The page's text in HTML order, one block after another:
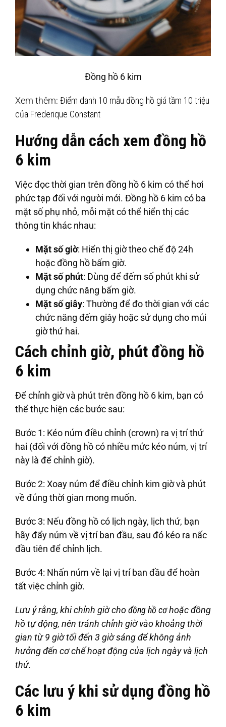
Đồng hồ 6 kim
Xem thêm: Điểm danh 10 mẫu đồng hồ giá tầm 10 triệu
của Frederique Constant
Hướng dẫn cách xem đồng hồ
6 kim
Việc đọc thời gian trên đồng hồ 6 kim có thể hơi
phức tạp đối với người mới. Đồng hồ 6 kim có ba
mặt số phụ nhỏ, mỗi mặt có thể hiển thị các
thông tin khác nhau:
Mặt số giờ: Hiển thị giờ theo chế độ 24h
hoặc đồng hồ bấm giờ.
Mặt số phút: Dùng để đếm số phút khi sử
dụng chức năng bấm giờ.
Mặt số giây: Thường để đo thời gian với các
chức năng đếm giây hoặc sử dụng cho múi
giờ thứ hai.
Cách chỉnh giờ, phút đồng hồ
6 kim
Để chỉnh giờ và phút trên đồng hồ 6 kim, bạn có
thể thực hiện các bước sau:
Bước 1: Kéo núm điều chỉnh (crown) ra vị trí thứ
hai (đối với đồng hồ có nhiều mức kéo núm, vị trí
này là để chỉnh giờ).
Bước 2: Xoay núm để điều chỉnh kim giờ và phút
về đúng thời gian mong muốn.
Bước 3: Nếu đồng hồ có lịch ngày, lịch thứ, bạn
hãy đẩy núm về vị trí ban đầu, sau đó kéo ra nấc
đầu tiên để chỉnh lịch.
Bước 4: Nhấn núm về lại vị trí ban đầu để hoàn
tất việc chỉnh giờ.
Lưu ý rằng, khi chỉnh giờ chođồng hồ cơhoặc đồng
hồ tự động, nên tránh chỉnh giờ vào khoảng thời
gian từ 9 giờ tối đến 3 giờ sáng để không ảnh
hưởng đến cơ chế hoạt động của lịch ngày và lịch
thứ.
Các lưu ý khi sử dụng đồng hồ
6 kim